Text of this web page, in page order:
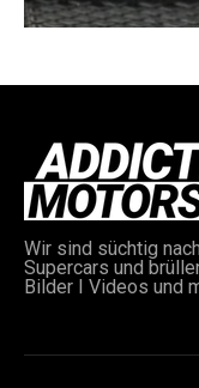
Wir sind süchtig
Supercars und
Bilder I Videos und